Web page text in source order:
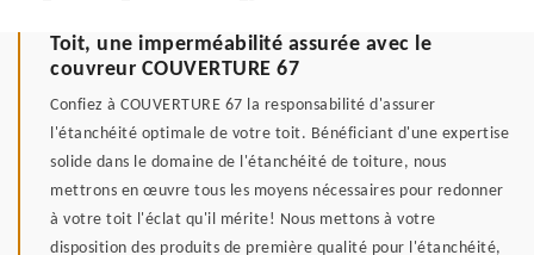
Toit, une imperméabilité assurée avec le
couvreur COUVERTURE 67
Confiez à COUVERTURE 67 la responsabilité d'assurer
l'étanchéité optimale de votre toit. Bénéficiant d'une expertise
solide dans le domaine de l'étanchéité de toiture, nous
mettrons en œuvre tous les moyens nécessaires pour redonner
à votre toit l'éclat qu'il mérite! Nous mettons à votre
disposition des produits de première qualité pour l'étanchéité,